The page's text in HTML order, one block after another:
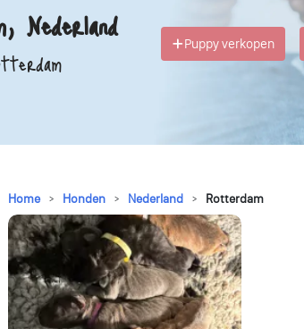
Nederland Puppy verkopen
Home Honden Nederland Rotterdam